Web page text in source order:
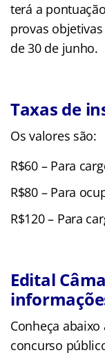
terá a
provas
de 30 de junho.
Taxas de
Os valores são:
R$60 – Para
R$80 – Para
R$120 – Para
Edital
Conheça
concurso